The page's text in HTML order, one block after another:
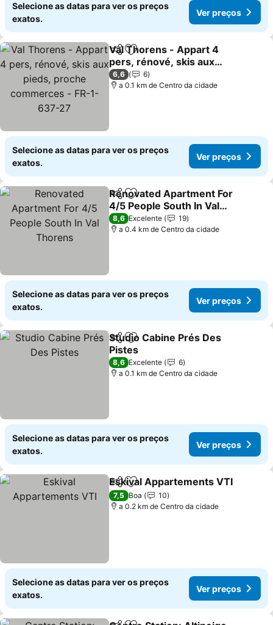
Selecione as datas para ver os preços
exatos.
Ver preços
PartilharAdicionar aos favoritos
Val Thorens - Appart 4
pers, rénové, skis aux
pieds, proche
commerces - FR-1-637-
6,6
6
a 0.1 km de Centro da cidade
Selecione as datas para ver os preços
exatos.
Ver preços
PartilharAdicionar aos favoritos
Renovated Apartment For
4/5 People South In Val
Thorens
8,6 Excelente
19
a 0.4 km de Centro da cidade
Selecione as datas para ver os preços
exatos.
Ver preços
PartilharAdicionar aos favoritos
Studio Cabine Prés Des
Pistes
8,6 Excelente
6
a 0.1 km de Centro da cidade
Selecione as datas para ver os preços
exatos.
Ver preços
PartilharAdicionar aos favoritos
Eskival Appartements VTI
7,5 Boa
10
a 0.2 km de Centro da cidade
Selecione as datas para ver os preços
exatos.
Ver preços